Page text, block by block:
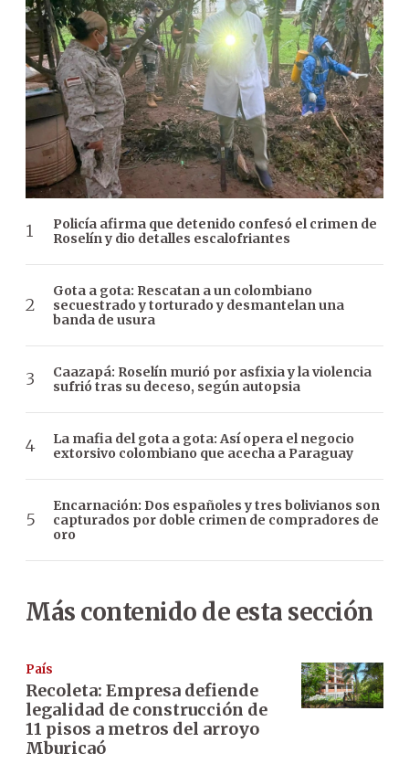
Policía afirma que detenido confesó el crimen de
Roselín y dio detalles escalofriantes
Gota a gota: Rescatan a un colombiano
secuestrado y torturado y desmantelan una
banda de usura
Caazapá: Roselín murió por asfixia y la violencia
sufrió tras su deceso, según autopsia
La mafia del gota a gota: Así opera el negocio
extorsivo colombiano que acecha a Paraguay
Encarnación: Dos españoles y tres bolivianos son
capturados por doble crimen de compradores de
oro
Más contenido de esta sección
País
Recoleta: Empresa defiende
legalidad de construcción de
11 pisos a metros del arroyo
Mburicaó